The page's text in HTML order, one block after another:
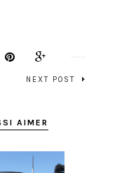
NEXT POST
AIMER